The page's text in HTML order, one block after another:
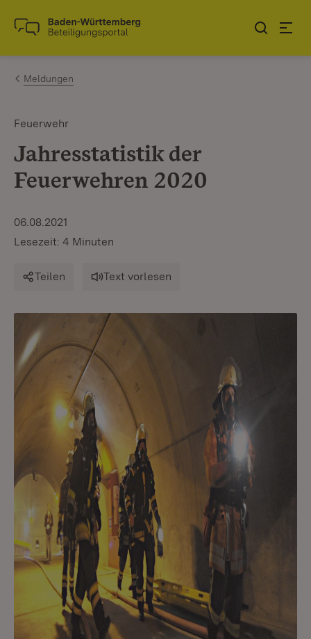
Zum Inhalt springen
Link zur Startseite
Meldungen
Feuerwehr
Jahresstatistik der
Feuerwehren 2020
06.08.2021
Lesezeit: 4 Minuten
Teilen Text vorlesen